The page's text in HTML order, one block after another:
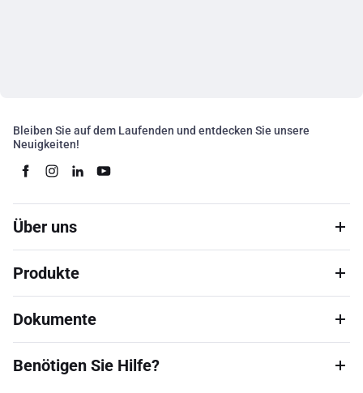
Bleiben Sie auf dem Laufenden und entdecken Sie unsere
Neuigkeiten!
Über uns
Produkte
Dokumente
Benötigen Sie Hilfe?